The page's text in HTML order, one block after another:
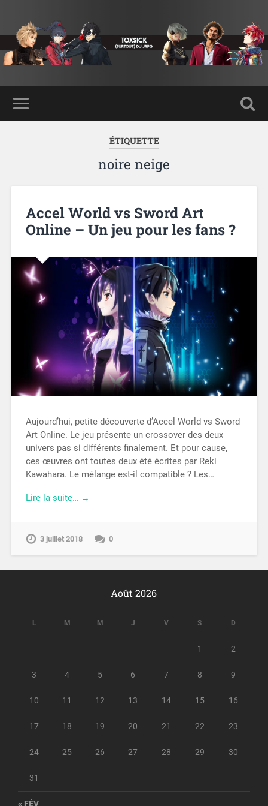
ÉTIQUETTE
noire neige
Accel World vs Sword Art
Online – Un jeu pour les fans ?
Aujourd’hui, petite découverte d’Accel World vs Sword
Art Online. Le jeu présente un crossover des deux
univers pas si différents finalement. Et pour cause,
ces œuvres ont toutes deux été écrites par Reki
Kawahara. Le mélange est-il compatible ? Les…
Lire la suite… →
3 juillet 2018 0
Août 2026
L M M J V S D
1 2
3 4 5 6 7 8 9
10 11 12 13 14 15 16
17 18 19 20 21 22 23
24 25 26 27 28 29 30
31
« FÉV